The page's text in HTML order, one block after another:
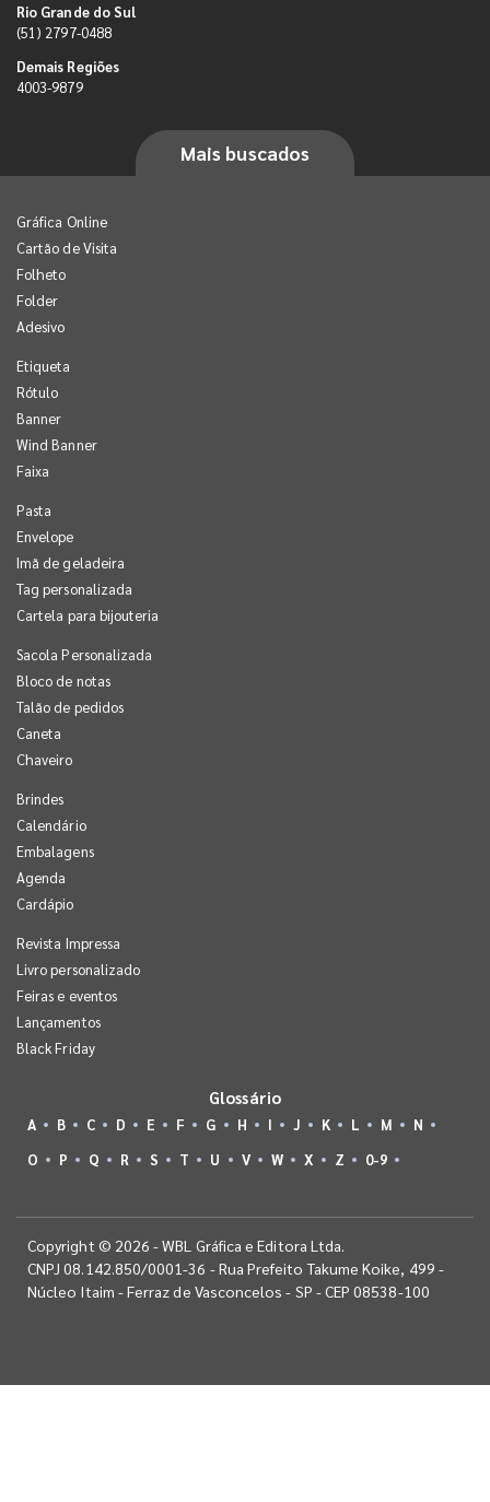
Rio Grande do Sul
(51) 2797-0488
Demais Regiões
4003-9879
Mais buscados
Gráfica Online
Cartão de Visita
Folheto
Folder
Adesivo
Etiqueta
Rótulo
Banner
Wind Banner
Faixa
Pasta
Envelope
Imã de geladeira
Tag personalizada
Cartela para bijouteria
Sacola Personalizada
Bloco de notas
Talão de pedidos
Caneta
Chaveiro
Brindes
Calendário
Embalagens
Agenda
Cardápio
Revista Impressa
Livro personalizado
Feiras e eventos
Lançamentos
Black Friday
Glossário
A B C D E F G H I J K L M
N
O
P Q R S T U V W X Z 0-9
Copyright © 2026 - WBL Gráfica e Editora Ltda.
CNPJ 08.142.850/0001-36 - Rua Prefeito Takume Koike, 499 -
Núcleo Itaim - Ferraz de Vasconcelos - SP - CEP 08538-100